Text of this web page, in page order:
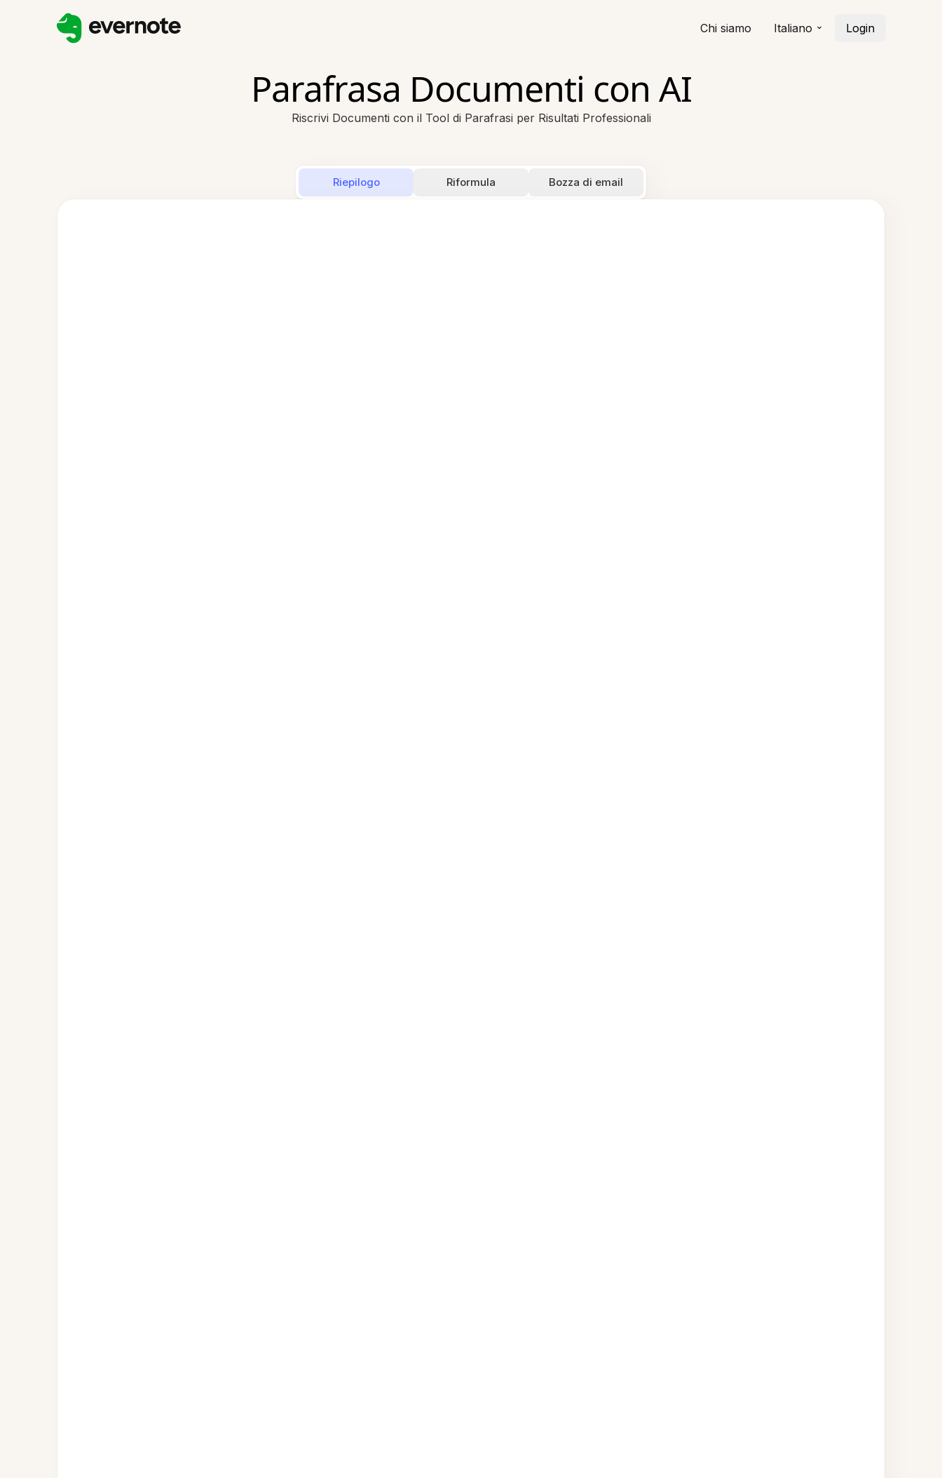
Chi siamo Italiano Login
Parafrasa Documenti con AI
Riscrivi Documenti con il Tool di Parafrasi per Risultati Professionali
Riepilogo Riformula Bozza di email